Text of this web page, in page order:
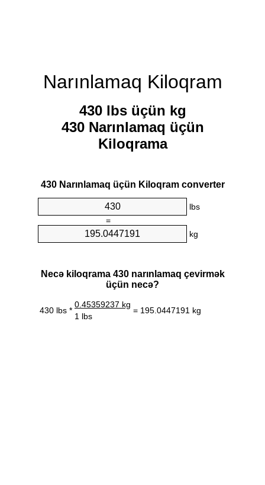
Narınlamaq Kiloqram
430 lbs üçün kg
430 Narınlamaq üçün
Kiloqrama
430 Narınlamaq üçün Kiloqram converter
lbs
=
kg
Necə kiloqrama 430 narınlamaq çevirmək
üçün necə?
430 lbs *
0.45359237 kg
= 195.0447191 kg
1 lbs